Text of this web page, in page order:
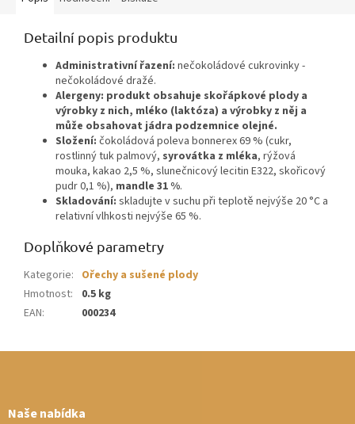
Detailní popis produktu
Administrativní řazení: nečokoládové cukrovinky -
nečokoládové dražé.
Alergeny: produkt obsahuje skořápkové plody a
výrobky z nich, mléko (laktóza) a výrobky z něj a
může obsahovat jádra podzemnice olejné.
Složení: čokoládová poleva bonnerex 69 % (cukr,
rostlinný tuk palmový, syrovátka z mléka, rýžová
mouka, kakao 2,5 %, slunečnicový lecitin E322, skořicový
pudr 0,1 %), mandle 31 %.
Skladování: skladujte v suchu při teplotě nejvýše 20 °C a
relativní vlhkosti nejvýše 65 %.
Doplňkové parametry
Kategorie: Ořechy a sušené plody
Hmotnost:
0.5 kg
EAN: 000234
Naše nabídka